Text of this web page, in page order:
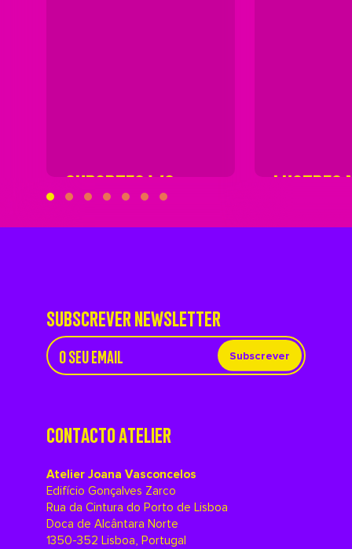
SUPORTES WC LUSTRES
SUBSCREVER NEWSLETTER
Subscrever
CONTACTO ATELIER
Atelier Joana Vasconcelos
Edifício Gonçalves Zarco
Rua da Cintura do Porto de Lisboa
Doca de Alcântara Norte
1350-352 Lisboa, Portugal